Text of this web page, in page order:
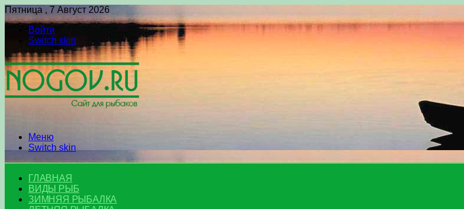
Пятница , 7 Август 2026
Войти
Switch skin
Меню
Switch skin
ГЛАВНАЯ
ВИДЫ РЫБ
ЗИМНЯЯ РЫБАЛКА